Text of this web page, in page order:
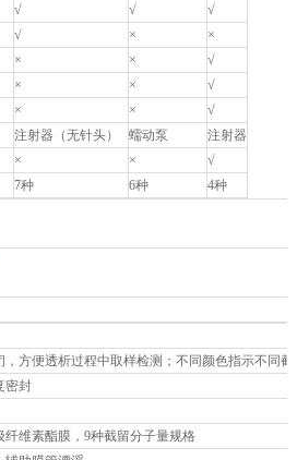
√ √
√
√ ×
×
× ×
√
× ×
√
× ×
√
注射器（无针头） 蠕动泵
注射器
× ×
√
7种 6种 4种
，方便透析过程中取样检测；不同颜色指示不同截
密封
纤维素酯膜，9种截留分子量规格